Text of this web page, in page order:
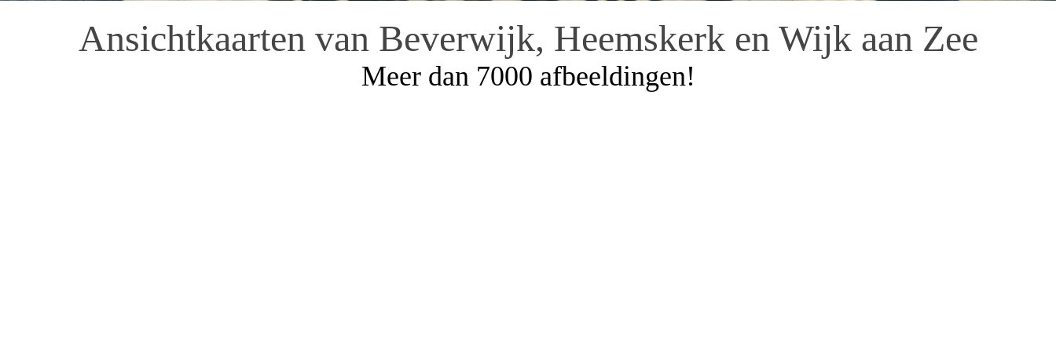
Ansichtkaarten van Beverwijk, Heemskerk en Wijk aan Zee
Meer dan 7000 afbeeldingen!